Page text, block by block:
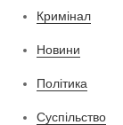
Кримінал
Новини
Політика
Суспільство